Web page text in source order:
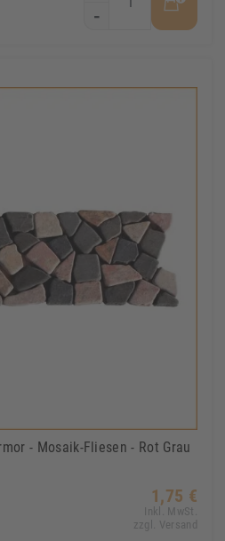
-
- Mosaik-Fliesen - Rot Grau
1,75 €
Inkl. MwSt.
zzgl. Versand